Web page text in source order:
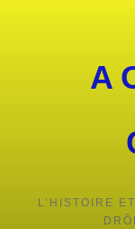
L’HISTOIRE